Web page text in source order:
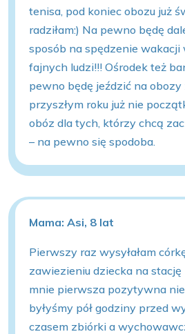
tenisa, pod koniec obozu już
radziłam:) Na pewno będę
sposób na spędzenie wakacji
fajnych ludzi!!! Ośrodek też
pewno będę jeździć na
przyszłym roku już nie
obóz dla tych, którzy chcą
– na pewno się spodoba.
Mama: Asi, 8 lat
Pierwszy raz wysyłałam
zawiezieniu dziecka na stację
mnie pierwsza pozytywna
byłyśmy pół godziny przed
czasem zbiórki a